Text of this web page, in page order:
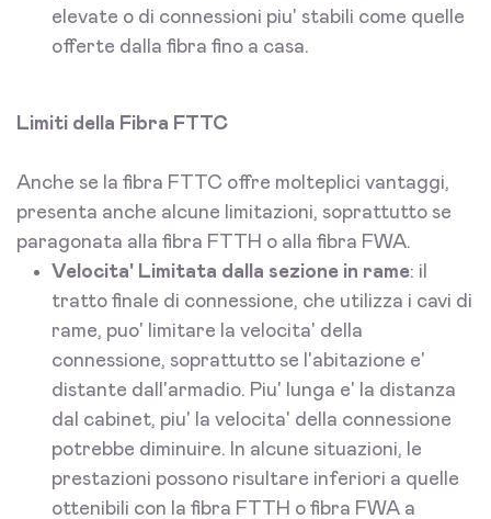
elevate o di connessioni piu' stabili come quelle
offerte dalla fibra fino a casa.
Limiti della Fibra FTTC
Anche se la fibra FTTC offre molteplici vantaggi,
presenta anche alcune limitazioni, soprattutto se
paragonata alla fibra FTTH o alla fibra FWA.
Velocita' Limitata dalla sezione in rame: il
tratto finale di connessione, che utilizza i cavi di
rame, puo' limitare la velocita' della
connessione, soprattutto se l'abitazione e'
distante dall'armadio. Piu' lunga e' la distanza
dal cabinet, piu' la velocita' della connessione
potrebbe diminuire. In alcune situazioni, le
prestazioni possono risultare inferiori a quelle
ottenibili con la fibra FTTH o fibra FWA a